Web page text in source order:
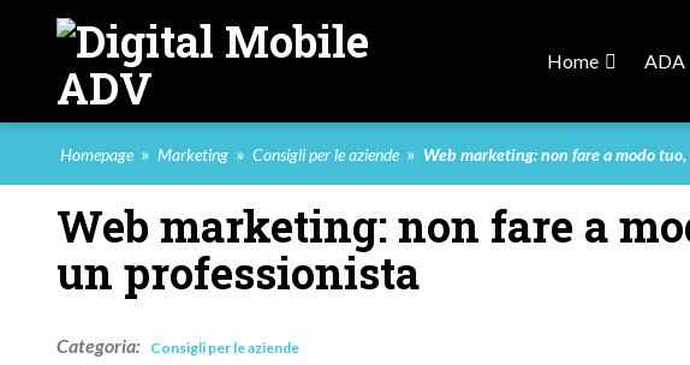
Home ADA
Homepage » Marketing » Consigli per le aziende » Web marketing: non fare a modo
Web marketing: non fare a
un professionista
Categoria: Consigli per le aziende